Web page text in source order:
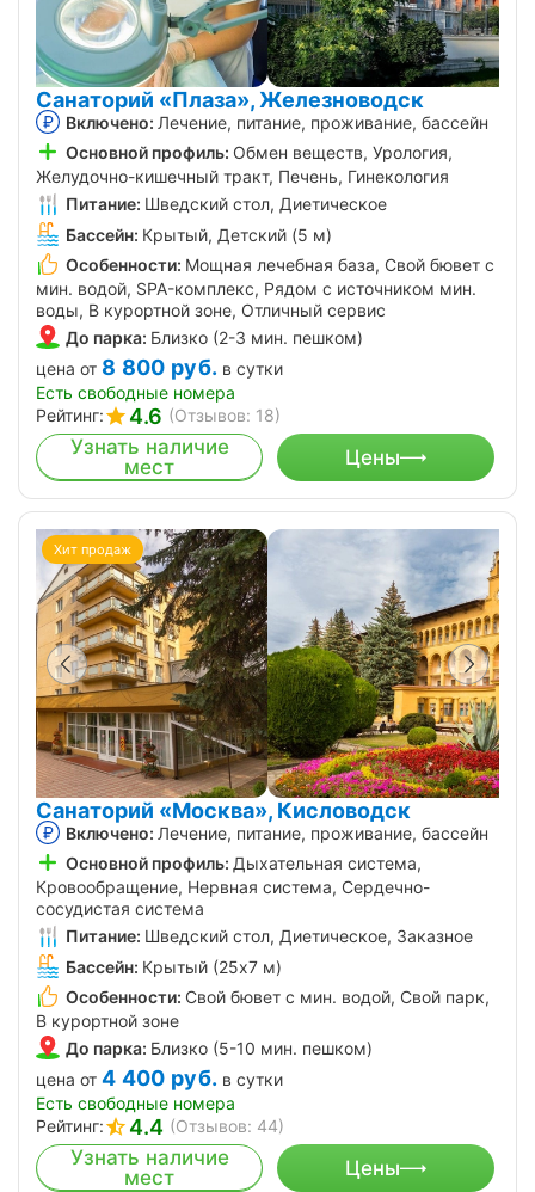
Санаторий «Плаза», Железноводск
Включено: Лечение, питание, проживание, бассейн
Основной профиль: Обмен веществ, Урология,
Желудочно-кишечный тракт, Печень, Гинекология
Питание: Шведский стол, Диетическое
Бассейн: Крытый, Детский (5 м)
Особенности: Мощная лечебная база, Свой бювет с
мин. водой, SPA-комплекс, Рядом с источником мин.
воды, В курортной зоне, Отличный сервис
До парка: Близко (2-3 мин. пешком)
цена от 8 800 руб. в сутки
Есть свободные номера
Рейтинг:
4.6 (Отзывов: 18)
Узнать наличие
мест
Цены
Хит продаж
Санаторий «Москва», Кисловодск
Включено: Лечение, питание, проживание, бассейн
Основной профиль: Дыхательная система,
Кровообращение, Нервная система, Сердечно-
сосудистая система
Питание: Шведский стол, Диетическое, Заказное
Бассейн: Крытый (25х7 м)
Особенности: Свой бювет с мин. водой, Свой парк,
В курортной зоне
До парка: Близко (5-10 мин. пешком)
цена от 4 400 руб. в сутки
Есть свободные номера
Рейтинг:
4.4 (Отзывов: 44)
Узнать наличие
мест
Цены